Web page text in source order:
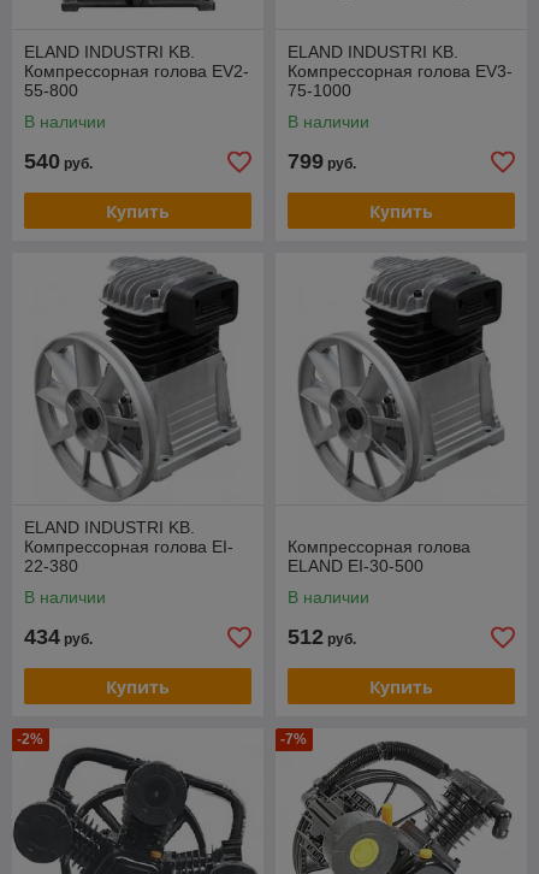
ELAND INDUSTRI KB.
Компрессорная голова EV2-
55-800
В наличии
540 руб.
Купить
ELAND INDUSTRI KB.
Компрессорная голова EV3-
75-1000
В наличии
799 руб.
Купить
ELAND INDUSTRI KB.
Компрессорная голова EI-
22-380
В наличии
434 руб.
Купить
Компрессорная голова
ELAND EI-30-500
В наличии
512 руб.
Купить
-2% -7%